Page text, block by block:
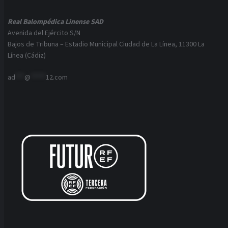
Real Balompédica Linense SAD
Avenida del Ejército S/N
Bajos de Tribuna – Estadio Municipal Ciudad de La Línea, 11300 La
Línea (Cádiz)
ad @ 12.com